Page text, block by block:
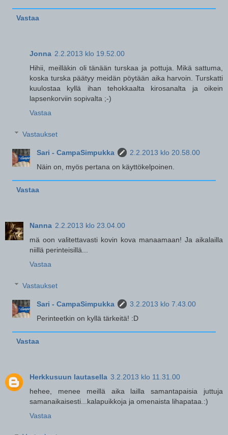
Vastaa
Jonna 2.2.2013 klo 19.52.00
Hihii, meilläkin oli tänään turskaa ja pottuja. Mikä sattuma,
koska turska päätyy meidän pöytään aika harvoin. Turskatti
kuulostaa kyllä ihan tehokkaalta kirosanalta ja oikein
lapsenkorviin sopivalta ;-)
Vastaa
Vastaukset
Sari - CampaSimpukka
2.2.2013 klo 20.58.00
Näin on, myös pertana on käyttökelpoinen.
Vastaa
Nanna 2.2.2013 klo 23.04.00
mä oon valitettavasti kovin kova manaamaan! Ja aikalailla
niillä perinteisillä...
Vastaa
Vastaukset
Sari - CampaSimpukka
3.2.2013 klo 7.43.00
Perinteetkin on kyllä tärkeitä! :D
Vastaa
Herkkusuun lautasella 3.2.2013 klo 11.31.00
hehee, menee meillä aika lailla samantapaisia juttuja
samanaikaisesti...kalapuikkoja ja omenaista lihapataa.:)
Vastaa